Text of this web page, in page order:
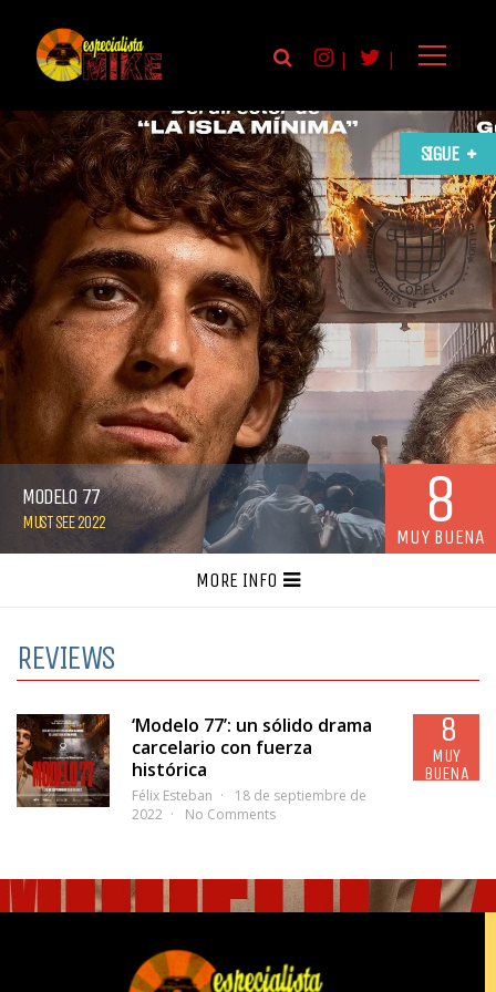
| |
SIGUE
MODELO 77
MUST SEE 2022 8
MUY BUENA
MORE INFO
REVIEWS
‘Modelo 77’: un sólido drama
carcelario con fuerza
histórica
Félix Esteban
18 de septiembre de
2022
No Comments
8
MUY
BUENA